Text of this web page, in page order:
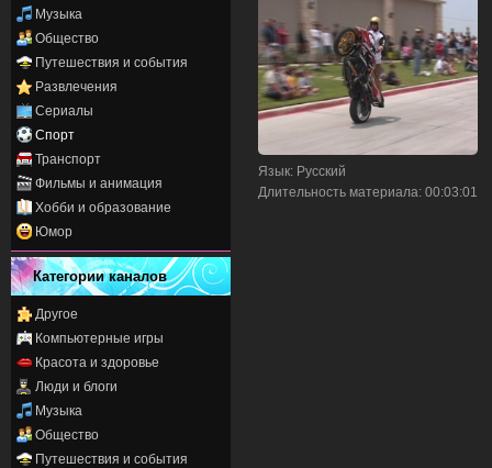
Музыка
Общество
Путешествия и события
Развлечения
Сериалы
Спорт
Транспорт
Фильмы и анимация
Хобби и образование
Юмор
Категории каналов
Другое
Компьютерные игры
Красота и здоровье
Люди и блоги
Музыка
Общество
Путешествия и события
Язык: Русский
Длительность материала: 00:03:01